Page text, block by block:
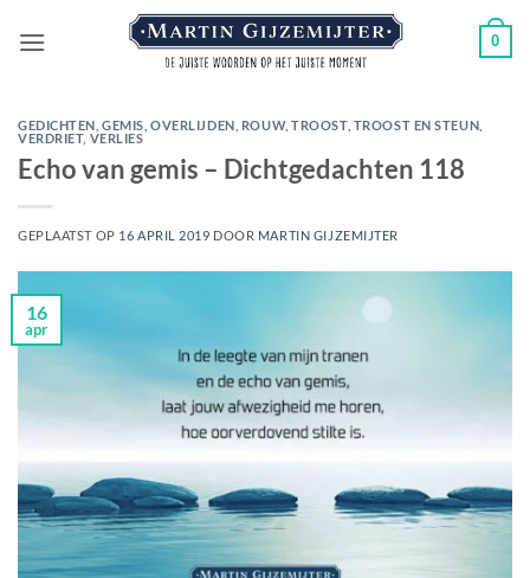
naar
0
GEDICHTEN ,GEMIS ,OVERLIJDEN ROUW,TROOST, TROOST EN STEUN
VERDRIET, VERLIES
Echo van gemis – Dichtgedachten 118
GEPLAATST OP 16 APRIL 2019 DOOR MARTIN GIJZEMIJTER
16
apr